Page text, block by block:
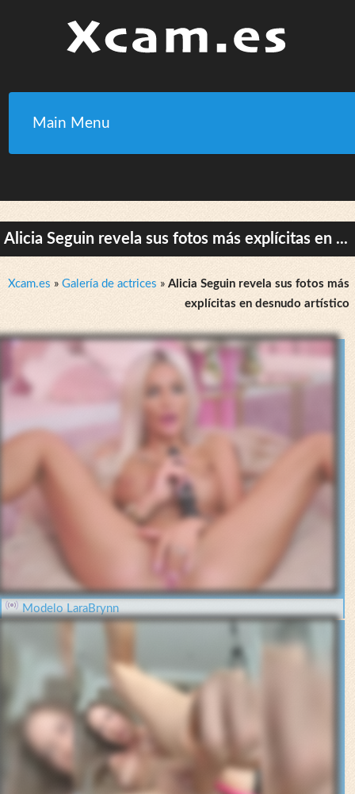
Main Menu
Alicia Seguin revela sus fotos más explícitas en ...
Xcam.es » Galería de actrices » Alicia Seguin revela sus fotos más
explícitas en desnudo artístico
Modelo LaraBrynn